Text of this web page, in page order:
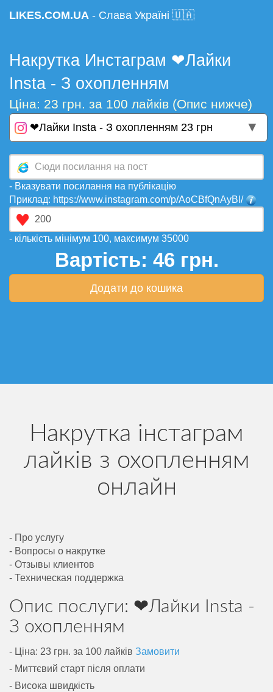
LIKES.COM.UA - Слава Україні 🇺🇦
Накрутка Инстаграм ❤Лайки
Insta - З охопленням
Ціна: 23 грн. за 100 лайків (Опис нижче)
❤Лайки Insta - З охопленням 23 грн ▼
- Вказувати посилання на публікацію
Приклад: https://www.instagram.com/p/AoCBfQnAyBl/
- кількість мінімум 100, максимум 35000
Вартість: 46грн.
Додати до кошика
Накрутка інстаграм
лайків з охопленням
онлайн
- Про услугу
- Вопросы о накрутке
- Отзывы клиентов
- Техническая поддержка
Опис послуги: ❤Лайки Insta -
З охопленням
- Ціна: 23 грн. за 100 лайків Замовити
- Миттєвий старт після оплати
- Висока швидкість